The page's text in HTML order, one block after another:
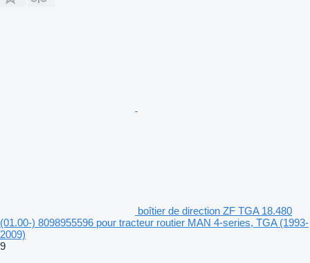
boîtier de direction ZF TGA 18.480
(01.00-) 8098955596 pour tracteur routier MAN 4-series, TGA (1993-
2009)
9